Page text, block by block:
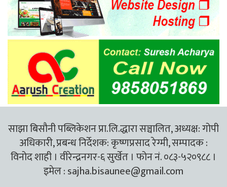
साझा बिसौनी पब्लिकेशन प्रा.लि.द्धारा सञ्चालित, अध्यक्ष: गोपी
अधिकारी, प्रबन्ध निर्देशक: कृष्णप्रसाद रेग्मी, सम्पादक :
विनोद शाही । वीरेन्द्रनगर-६ सुर्खेत । फोन नं. ०८३-५२०९८८ ।
इमेल :sajha.bisaunee@gmail.com